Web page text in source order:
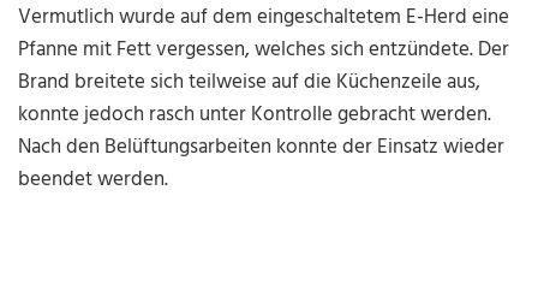
Vermutlich wurde auf dem eingeschaltetem E-Herd eine
Pfanne mit Fett vergessen, welches sich entzündete. Der
Brand breitete sich teilweise auf die Küchenzeile aus,
konnte jedoch rasch unter Kontrolle gebracht werden.
Nach den Belüftungsarbeiten konnte der Einsatz wieder
beendet werden.